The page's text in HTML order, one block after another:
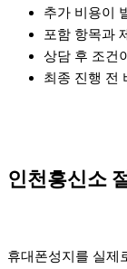
추가 비용이
포함 항목과
상담 후 조건
최종 진행 전
인천흥신소
휴대폰성지를 실제